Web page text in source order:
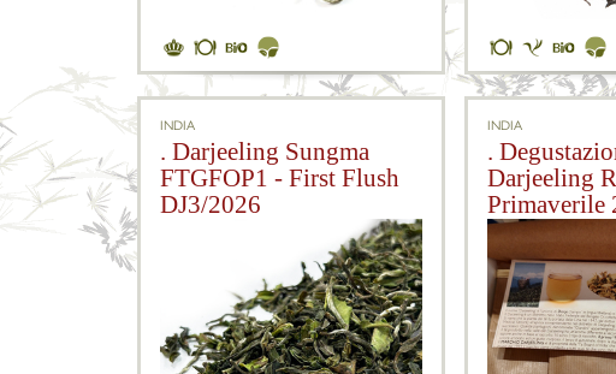
INDIA
. Darjeeling Sungma
FTGFOP1 - First Flush
DJ3/2026
INDIA
.
Darjeeling
Primaverile